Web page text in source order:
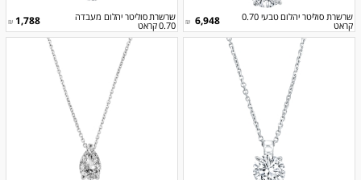
שרשרת סוליטר יהלום טבעי 0.70
קראט
6,948
₪
שרשרת סוליטר יהלום מעבדה
0.70 קראט
1,788
₪